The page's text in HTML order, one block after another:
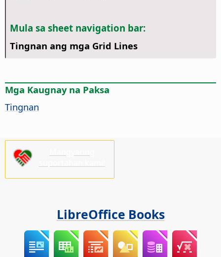
Mula sa sheet navigation bar:
Tingnan ang mga Grid Lines
Mga Kaugnay na Paksa
Tingnan
LibreOffice Books